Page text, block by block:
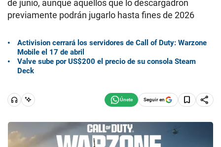
de junio, aunque aquellos que lo descargadron
previamente podrán jugarlo hasta fines de 2026
Activision cerrará los servidores de Call of Duty: Warzone
Mobile el 17 de abril
Valve sube por US$200 el precio de su consola Steam
Deck
Seguir en